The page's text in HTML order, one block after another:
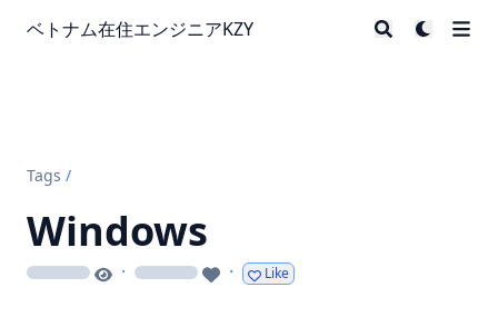
ベトナム在住エンジニアKZY
Tags /
Windows
loading · loading · Like